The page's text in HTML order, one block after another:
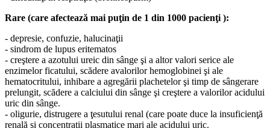
Rare (care afectează mai puţin de 1 din 1000 pacienţi ):
- depresie, confuzie, halucinaţii
- sindrom de lupus eritematos
- creştere a azotului ureic din sânge şi a altor valori serice ale
enzimelor ficatului, scădere avalorilor hemoglobinei şi ale
hematocritului, inhibare a agregării plachetelor şi timp de sângerare
prelungit, scădere a calciului din sânge şi creştere a valorilor acidului
uric din sânge.
- oligurie, distrugere a ţesutului renal (care poate duce la insuficienţă
renală şi concentraţii plasmatice mari ale acidului uric.